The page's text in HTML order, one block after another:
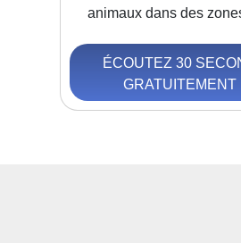
animaux dans des
ÉCOUTEZ 30
GRATUITEMENT